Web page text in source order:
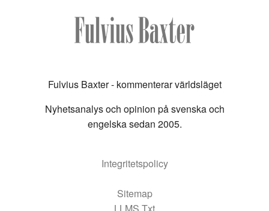
Fulvius Baxter - kommenterar världsläget
Nyhetsanalys och opinion på svenska och
engelska sedan 2005.
Integritetspolicy
Sitemap
LLMS Txt